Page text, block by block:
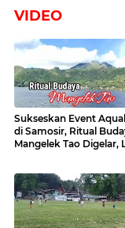
VIDEO
Sukseskan Event
di Samosir, Ritual
Mangelek Tao Digelar,